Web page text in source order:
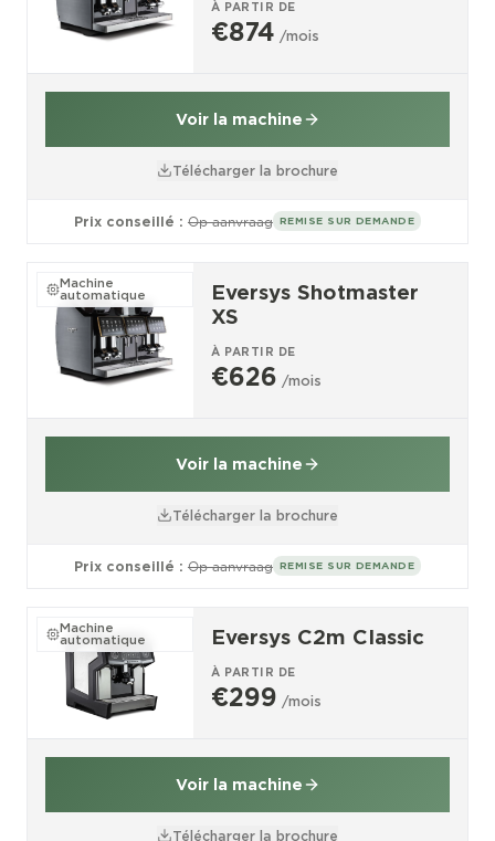
À PARTIR DE
€874 /mois
Voir la machine
Télécharger la brochure
Prix conseillé : Op aanvraag REMISE SUR DEMANDE
Machine
automatique
Eversys Shotmaster
XS
À PARTIR DE
€626 /mois
Voir la machine
Télécharger la brochure
Prix conseillé : Op aanvraag REMISE SUR DEMANDE
Machine
automatique Eversys C2m Classic
À PARTIR DE
€299 /mois
Voir la machine
Télécharger la brochure